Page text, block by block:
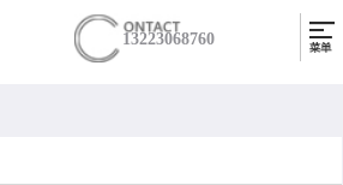
13223068760